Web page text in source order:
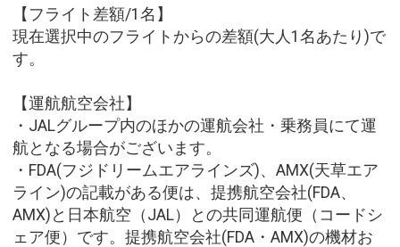
【フライト差額/1名】
現在選択中のフライトからの差額(大人1名あたり)で
す。
【運航航空会社】
・JALグループ内のほかの運航会社・乗務員にて運
航となる場合がございます。
・FDA(フジドリームエアラインズ)、AMX(天草エア
ライン)の記載がある便は、提携航空会社(FDA、
AMX)と日本航空（JAL）との共同運航便（コードシ
ェア便）です。提携航空会社(FDA・AMX)の機材お